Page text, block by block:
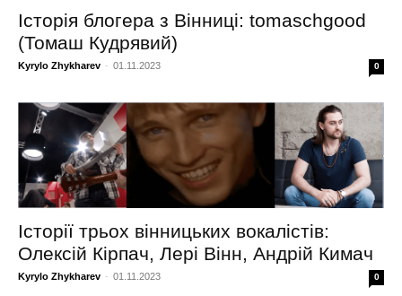
Історія блогера з Вінниці: tomaschgood
(Томаш Кудрявий)
Kyrylo Zhykharev - 01.11.2023 0
Історії трьох вінницьких вокалістів:
Олексій Кірпач, Лері Вінн, Андрій Кимач
Kyrylo Zhykharev - 01.11.2023 0